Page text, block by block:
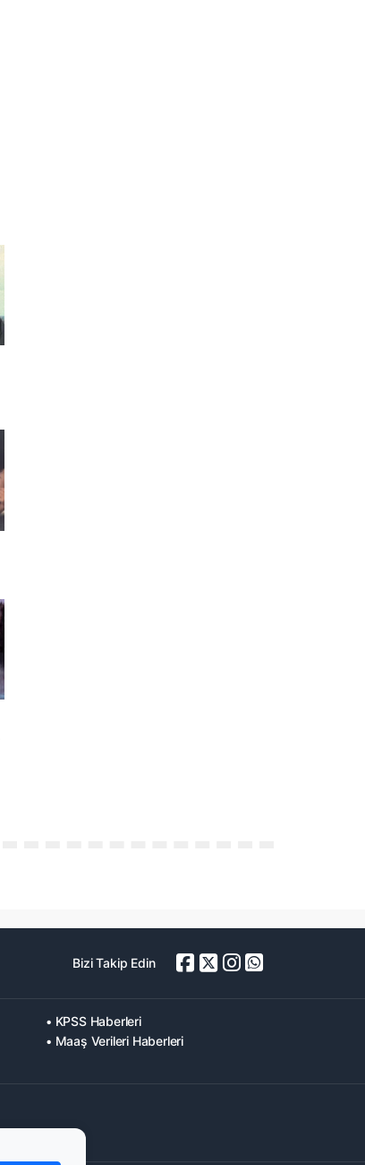
Bizi Takip Edin
• KPSS Haberleri
• Maaş Verileri Haberleri